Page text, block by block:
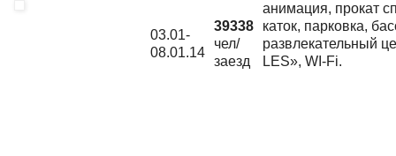
03.01-
08.01.14
39338
чел/
заезд
анимация, прокат
каток, парковка,
развлекательный
LES», WI-Fi.